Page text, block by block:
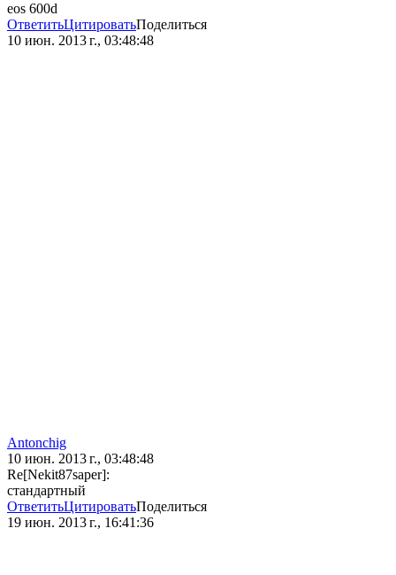
eos 600d
ОтветитьЦитироватьПоделиться
10 июн. 2013 г., 03:48:48
Antonchig
10 июн. 2013 г., 03:48:48
Re[Nekit87saper]:
стандартный
ОтветитьЦитироватьПоделиться
19 июн. 2013 г., 16:41:36